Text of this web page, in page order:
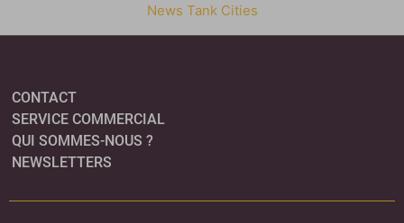
News Tank Cities
CONTACT
SERVICE COMMERCIAL
QUI SOMMES-NOUS ?
NEWSLETTERS